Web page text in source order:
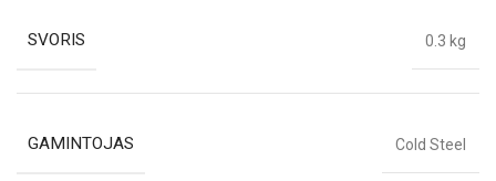
SVORIS 0.3 kg
GAMINTOJAS Cold Steel